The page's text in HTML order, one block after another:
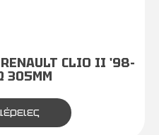
CLIO II '98-
305MM